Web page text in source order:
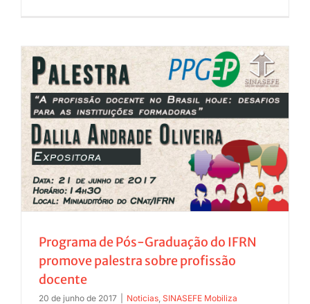
Programa de Pós-Graduação do IFRN
promove palestra sobre profissão
docente
20 de junho de 2017 Noticias SINASEFE Mobiliza